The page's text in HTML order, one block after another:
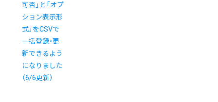
可否」と「オプ
ション表示形
式」をCSVで
一括登録・更
新できるよう
になりました
（6/6更新）